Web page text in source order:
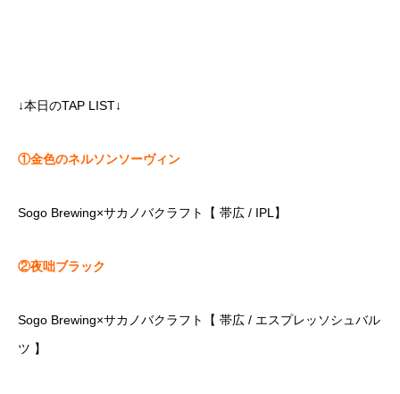
↓本日のTAP LIST↓
①金色のネルソンソーヴィン
Sogo Brewing×サカノバクラフト【 帯広 / IPL】
②夜咄ブラック
Sogo Brewing×サカノバクラフト【 帯広 / エスプレッソシュバル
ツ 】